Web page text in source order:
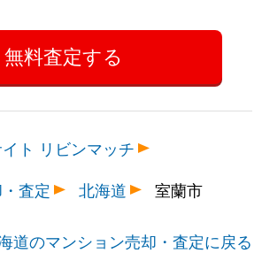
ト リビンマッチ
査定
北海道 室蘭市
道のマンション売却・査定に戻る